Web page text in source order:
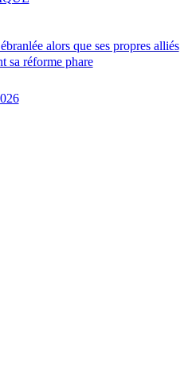
alors que ses propres alliés
sa réforme phare